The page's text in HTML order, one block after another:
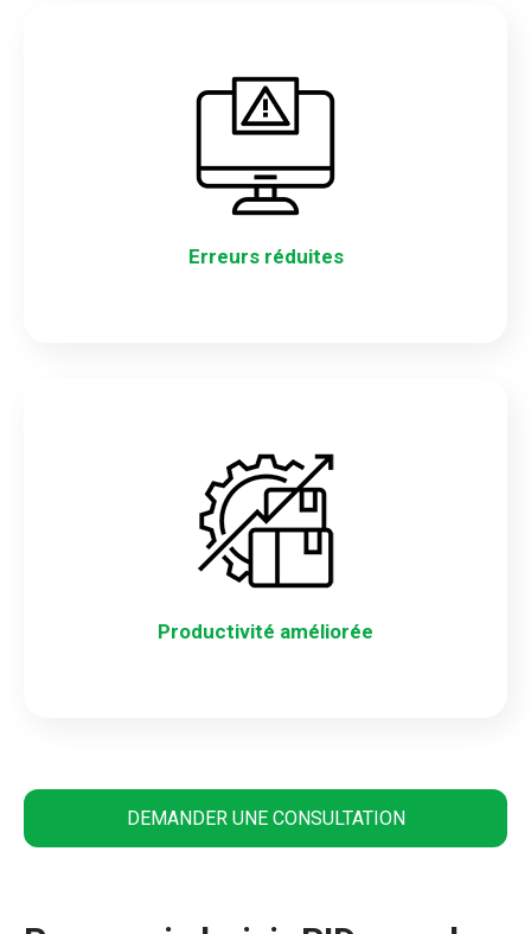
Erreurs réduites
Productivité améliorée
DEMANDER UNE CONSULTATION